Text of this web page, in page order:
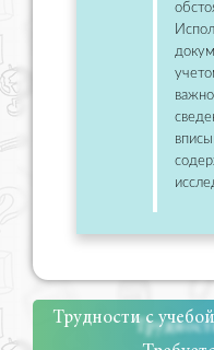
Трудности с